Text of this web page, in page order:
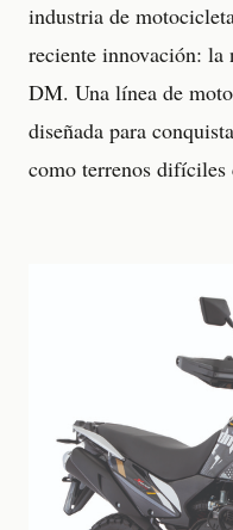
industria de
reciente innovación: la
DM. Una línea de
diseñada para
como terrenos